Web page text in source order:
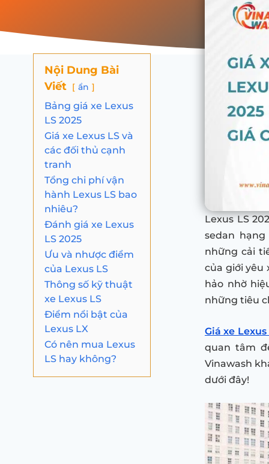
Nội Dung Bài
Viết
ẩn
Bảng giá xe Lexus
LS 2025
Giá xe Lexus LS và
các đối thủ cạnh
tranh
Tổng chi phí vận
hành Lexus LS bao
nhiêu?
Đánh giá xe Lexus
LS 2025
Ưu và nhược điểm
của Lexus LS
Thông số kỹ thuật
xe Lexus LS
Điểm nổi bật của
Lexus LX
Có nên mua Lexus
LS hay không?
Lexus LS
sedan
những cải
của giới yêu
hảo nhờ
những tiêu
Giá xe Lexus
quan tâm
Vinawash
dưới đây!